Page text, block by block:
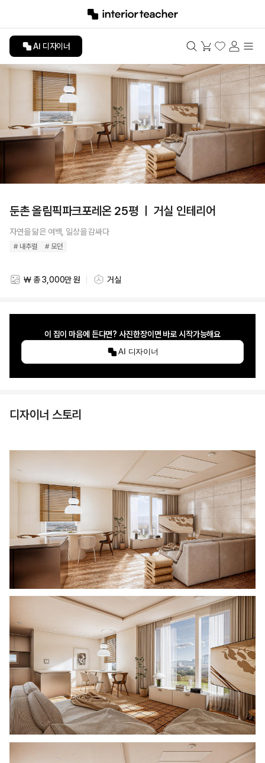
AI 디자이너
둔촌 올림픽파크포레온 25평 ㅣ 거실 인테리어
자연을 닮은 여백, 일상을 감싸다
# 내추럴 # 모던
스타일링 비용
₩ 총 3,000만 원 스타일링 공간
거실
이 집이 마음에 든다면? 사진한장이면 바로 시작가능해요
AI 디자이너
디자이너 스토리